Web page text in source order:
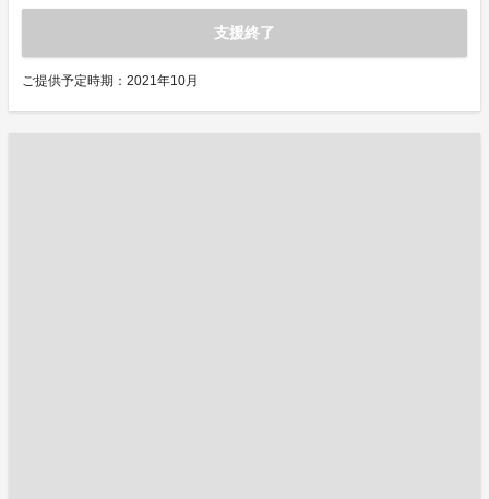
支援終了
ご提供予定時期：2021年10月